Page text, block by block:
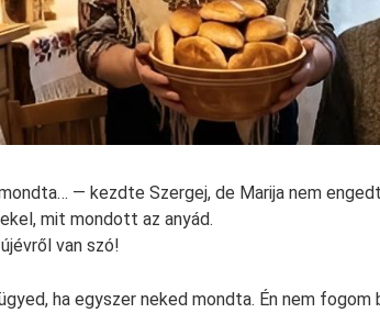
— kezdte Szergej, de Marija nem
mit mondott az anyád.
van szó!
ha egyszer neked mondta. Én nem fogom